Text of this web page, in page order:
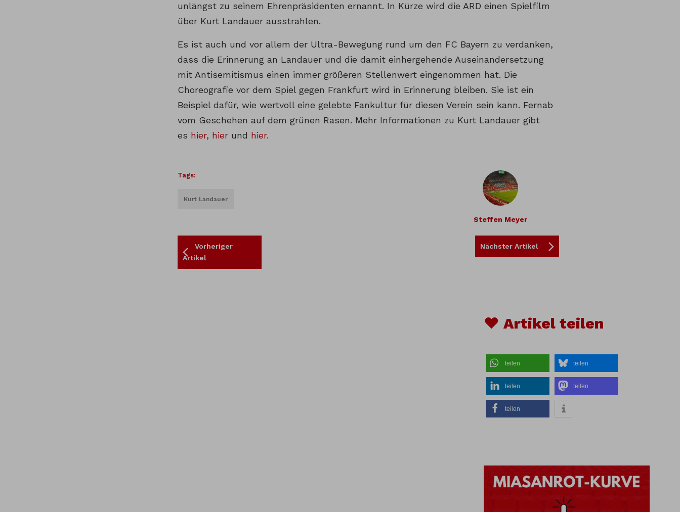
unlängst zu seinem Ehrenpräsidenten ernannt. In Kürze wird die ARD einen Spielfilm
über Kurt Landauer ausstrahlen.
Es ist auch und vor allem der Ultra-Bewegung rund um den FC Bayern zu verdanken,
dass die Erinnerung an Landauer und die damit einhergehende Auseinandersetzung
mit Antisemitismus einen immer größeren Stellenwert eingenommen hat. Die
Choreografie vor dem Spiel gegen Frankfurt wird in Erinnerung bleiben. Sie ist ein
Beispiel dafür, wie wertvoll eine gelebte Fankultur für diesen Verein sein kann. Fernab
vom Geschehen auf dem grünen Rasen. Mehr Informationen zu Kurt Landauer gibt
es hier, hier und hier.
Tags:
Kurt Landauer
Steffen Meyer
Vorheriger
Artikel
Nächster Artikel
♥ Artikel teilen
teilen teilen
teilen teilen
teilen